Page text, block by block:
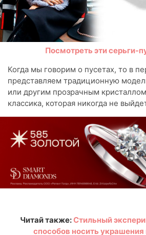
Посмотреть эти серьги-
Когда мы говорим о пусетах, то в
представляем традиционную
или другим прозрачным
классика, которая никогда не
Читай также:Стильный
способов носить